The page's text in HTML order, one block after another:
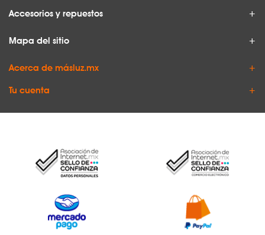
Accesorios y repuestos
Mapa del sitio
Acerca de másluz.mx
Tu cuenta